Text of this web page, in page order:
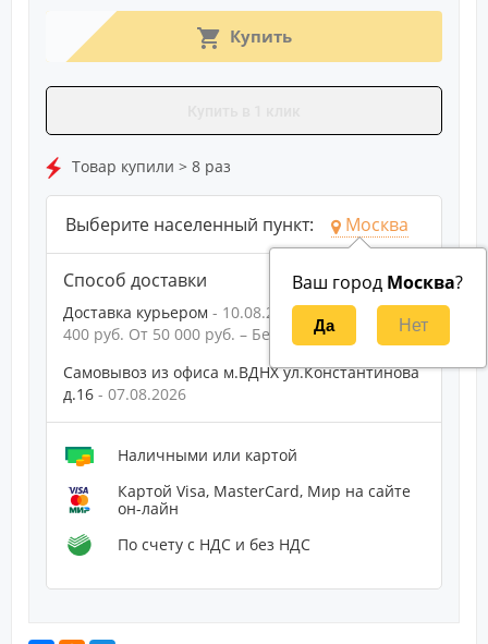
Купить
Товар купили > 8 раз
Выберите населенный пункт: Москва
Ваш город Москва?
Способ доставки
Доставка курьером
10.08.2026
400 руб. От 50 000 руб. – Бесплатно
Самовывоз из офиса м.ВДНХ ул.Константинова
д.16
07.08.2026
Наличными или картой
Картой Visa, MasterCard, Мир на сайте
он-лайн
По счету с НДС и без НДС